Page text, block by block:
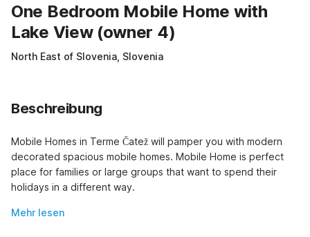
One Bedroom Mobile Home with
Lake View (owner 4)
North East of Slovenia, Slovenia
Beschreibung
Mobile Homes in Terme Čatež will pamper you with modern
decorated spacious mobile homes. Mobile Home is perfect
place for families or large groups that want to spend their
holidays in a different way.
Mehr lesen